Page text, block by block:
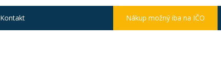
Kontakt Nákup možný iba na IČO